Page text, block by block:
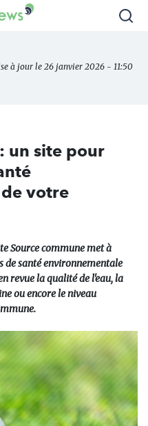
à jour le 26 janvier 2026 - 11:50
: un site pour
votre
Source commune met à
de santé environnementale
revue la qualité de l'eau, la
ou encore le niveau